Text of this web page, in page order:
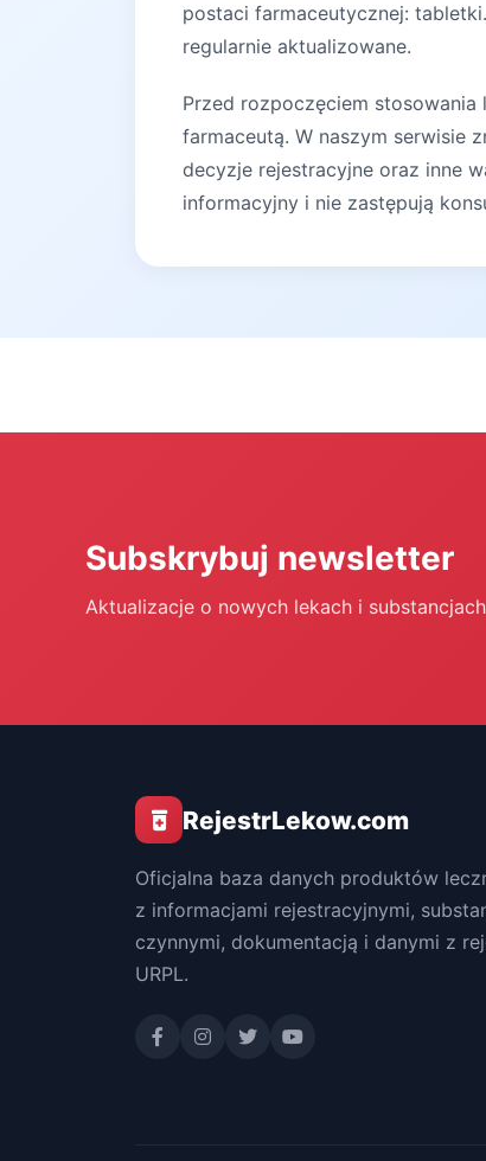
postaci farmaceutycznej:
regularnie aktualizowane.
Przed rozpoczęciem stosowania
farmaceutą. W naszym serwisie
decyzje rejestracyjne oraz inne
informacyjny i nie zastępują
Subskrybuj newsletter
Aktualizacje o nowych lekach i
RejestrLekow.com
Oficjalna baza danych produktów
z informacjami rejestracyjnymi,
czynnymi, dokumentacją i danymi z
URPL.